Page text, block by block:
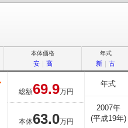
本体価格
安｜ 高
年式
新 ｜ 古
総額69.9万円
本体63.0万円
年式
2007年
(平成19年)